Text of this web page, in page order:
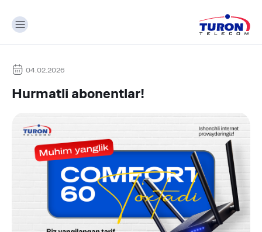
04.02.2026
Hurmatli abonentlar!